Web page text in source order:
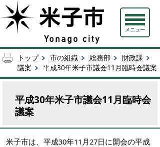
メニュー
トップ 市の組織 総務部
財政課
議案
平成30年米子市議会11月臨時会議案
平成30年米子市議会11月臨時会
議案
米子市は、平成30年11月27日に開会の平成